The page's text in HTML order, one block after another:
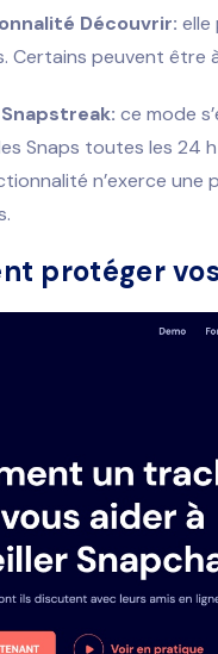
Découvrir: elle
Certains peuvent être
ce mode
Snaps toutes les 24
n’exerce une
protéger